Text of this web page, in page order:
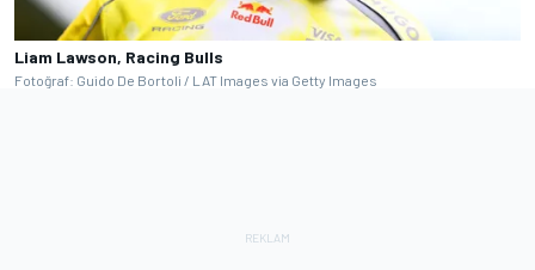
Liam Lawson, Racing Bulls
Fotoğraf: Guido De Bortoli / LAT Images via Getty Images